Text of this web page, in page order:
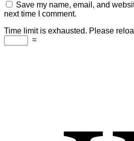
Save my name, email, and
next time I comment.
Time limit is exhausted. Please
=